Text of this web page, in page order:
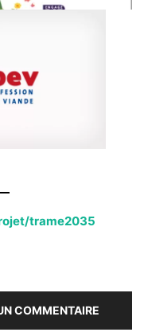
trame2035
COMMENTAIRE